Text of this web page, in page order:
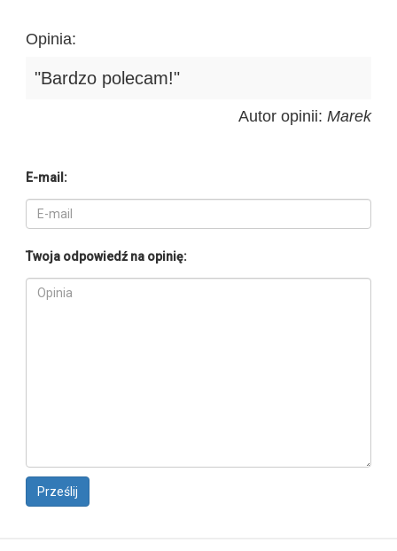
Opinia:
"Bardzo polecam!"
Autor opinii: Marek
E-mail:
Twoja odpowiedź na opinię:
Prześlij